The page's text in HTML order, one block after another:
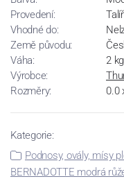
Provedení:
Vhodné do:
Země původu:
Váha:
2 kg
Výrobce:
Rozměry:
0.0
Kategorie:
Podnosy, ovály, mísy
BERNADOTTE modrá